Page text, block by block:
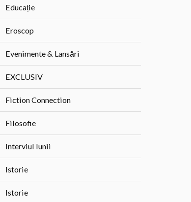
Educație
Eroscop
Evenimente & Lansări
EXCLUSIV
Fiction Connection
Filosofie
Interviul lunii
Istorie
Istorie